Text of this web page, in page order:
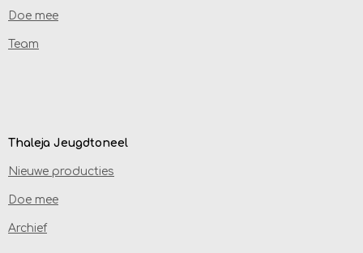
Doe mee
Team
Thaleja Jeugdtoneel
Nieuwe producties
Doe mee
Archief